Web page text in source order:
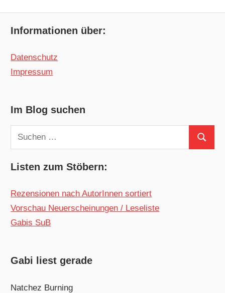
Informationen über:
Datenschutz
Impressum
Im Blog suchen
Suchen
nach:
Suchen
Listen zum Stöbern:
Rezensionen nach AutorInnen sortiert
Vorschau Neuerscheinungen / Leseliste
Gabis SuB
Gabi liest gerade
Natchez Burning